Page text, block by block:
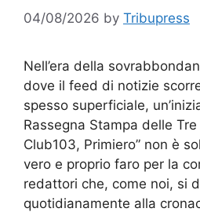
04/08/2026 by Tribupress
Nell’era della
dove il feed di notizie
spesso superficiale,
Rassegna Stampa delle
Club103, Primiero” non è
vero e proprio faro per la
redattori che, come noi, si
quotidianamente alla